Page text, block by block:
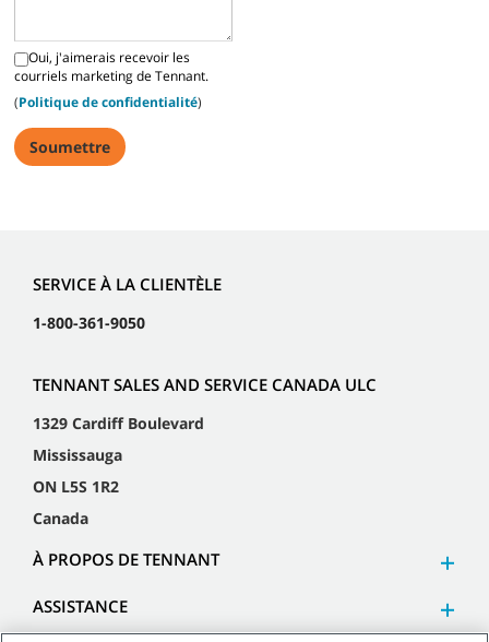
Oui, j'aimerais recevoir les
courriels marketing de Tennant.
(Politique de confidentialité)
SERVICE À LA CLIENTÈLE
1-800-361-9050
TENNANT SALES AND SERVICE CANADA ULC
1329 Cardiff Boulevard
Mississauga
ON L5S 1R2
Canada
À PROPOS DE TENNANT
ASSISTANCE